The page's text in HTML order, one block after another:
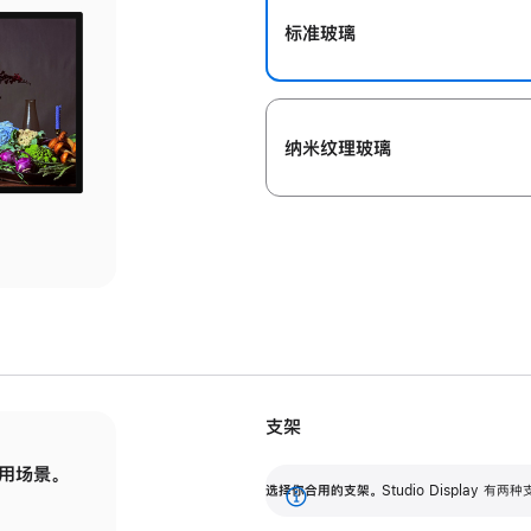
标准玻璃
纳米纹理玻璃
场景。
调节范围。
支架
选择你合用的支架。 Studio Display 有两种支
展